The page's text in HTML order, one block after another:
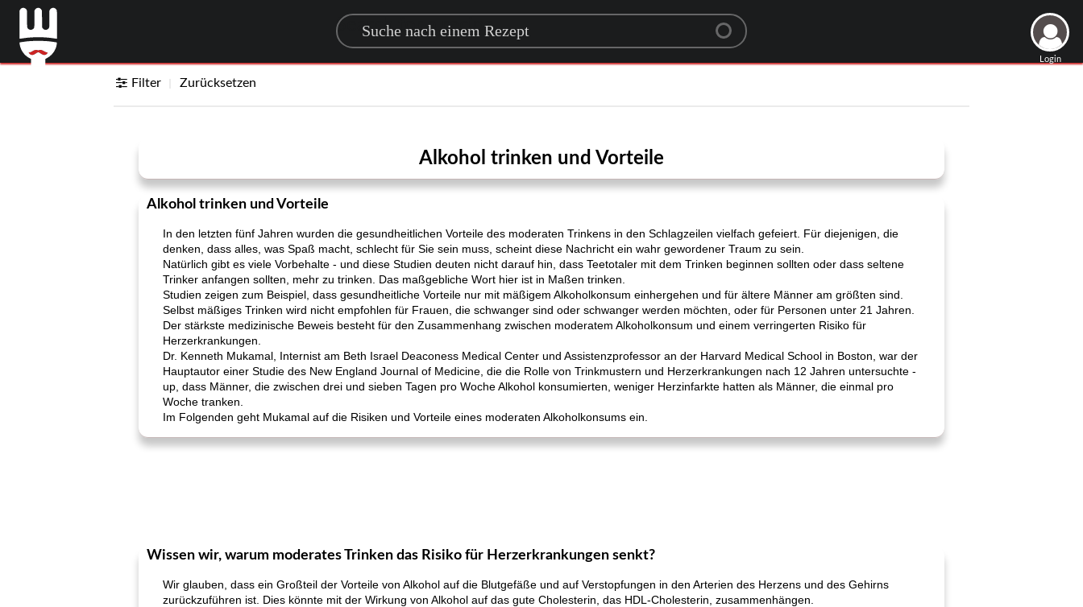
Search for a recipe
Login
Filter Zurücksetzen
Alkohol trinken und Vorteile
Alkohol trinken und Vorteile
In den letzten fünf Jahren wurden die gesundheitlichen Vorteile des moderaten Trinkens in den Schlagzeilen vielfach gefeiert. Für diejenigen, die
denken, dass alles, was Spaß macht, schlecht für Sie sein muss, scheint diese Nachricht ein wahr gewordener Traum zu sein.
Natürlich gibt es viele Vorbehalte - und diese Studien deuten nicht darauf hin, dass Teetotaler mit dem Trinken beginnen sollten oder dass seltene
Trinker anfangen sollten, mehr zu trinken. Das maßgebliche Wort hier ist in Maßen trinken.
Studien zeigen zum Beispiel, dass gesundheitliche Vorteile nur mit mäßigem Alkoholkonsum einhergehen und für ältere Männer am größten sind.
Selbst mäßiges Trinken wird nicht empfohlen für Frauen, die schwanger sind oder schwanger werden möchten, oder für Personen unter 21 Jahren.
Der stärkste medizinische Beweis besteht für den Zusammenhang zwischen moderatem Alkoholkonsum und einem verringerten Risiko für
Herzerkrankungen.
Dr. Kenneth Mukamal, Internist am Beth Israel Deaconess Medical Center und Assistenzprofessor an der Harvard Medical School in Boston, war der
Hauptautor einer Studie des New England Journal of Medicine, die die Rolle von Trinkmustern und Herzerkrankungen nach 12 Jahren untersuchte -
up, dass Männer, die zwischen drei und sieben Tagen pro Woche Alkohol konsumierten, weniger Herzinfarkte hatten als Männer, die einmal pro
Woche tranken.
Im Folgenden geht Mukamal auf die Risiken und Vorteile eines moderaten Alkoholkonsums ein.
Wissen wir, warum moderates Trinken das Risiko für Herzerkrankungen senkt?
Wir glauben, dass ein Großteil der Vorteile von Alkohol auf die Blutgefäße und auf Verstopfungen in den Arterien des Herzens und des Gehirns
zurückzuführen ist. Dies könnte mit der Wirkung von Alkohol auf das gute Cholesterin, das HDL-Cholesterin, zusammenhängen.